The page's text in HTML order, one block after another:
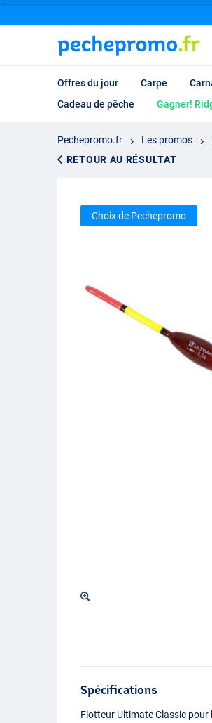
Offres du jour Carpe
Cadeau de pêche
Gagner!
Pechepromo.fr Les promos
RETOUR AU RÉSULTAT
Choix de Pechepromo
Spécifications
Flotteur Ultimate Classic pour